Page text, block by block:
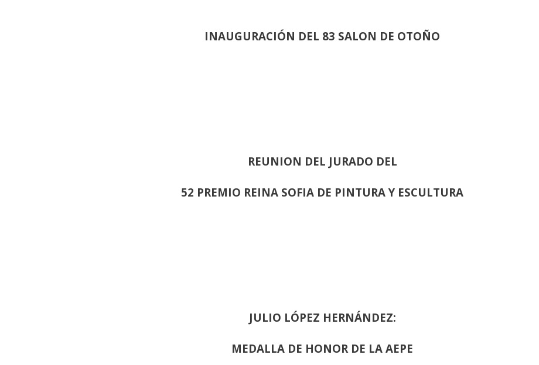
INAUGURACIÓN DEL 83 SALON DE OTOÑO
REUNION DEL JURADO DEL
52 PREMIO REINA SOFIA DE PINTURA Y ESCULTURA
JULIO LÓPEZ HERNÁNDEZ:
MEDALLA DE HONOR DE LA AEPE